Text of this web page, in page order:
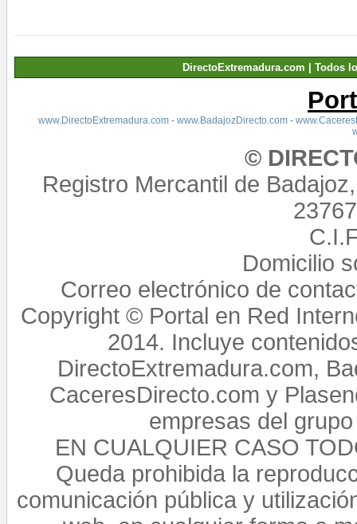
DirectoExtremadura.com | Todos
www.DirectoExtremadura.com- www.BadajozDirecto.com-
©
Registro Mercantil de
Domicilio
Correo electrónico de
Copyright © Portal en Red
2014. Incluye
DirectoExtremadura.com,
CaceresDirecto.com y
empresas del
EN CUALQUIER CASO
Queda prohibida la
comunicación pública y